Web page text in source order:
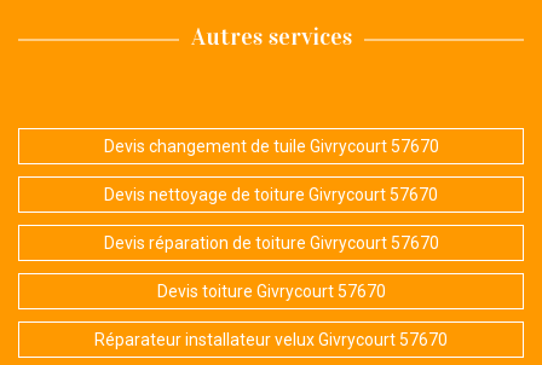
Autres services
Devis changement de tuile Givrycourt 57670
Devis nettoyage de toiture Givrycourt 57670
Devis réparation de toiture Givrycourt 57670
Devis toiture Givrycourt 57670
Réparateur installateur velux Givrycourt 57670